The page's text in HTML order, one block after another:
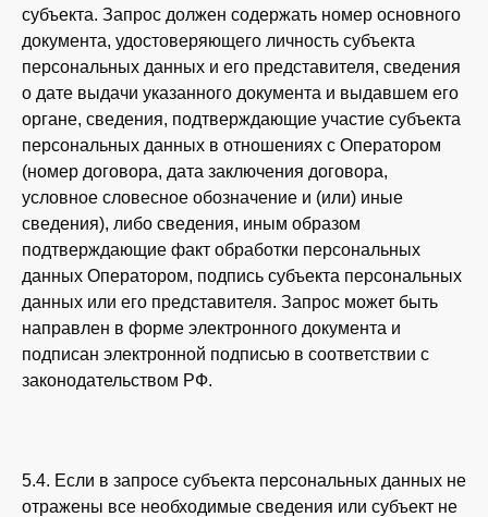
субъекта. Запрос должен содержать номер основного
документа, удостоверяющего личность субъекта
персональных данных и его представителя, сведения
о дате выдачи указанного документа и выдавшем его
органе, сведения, подтверждающие участие субъекта
персональных данных в отношениях с Оператором
(номер договора, дата заключения договора,
условное словесное обозначение и (или) иные
сведения), либо сведения, иным образом
подтверждающие факт обработки персональных
данных Оператором, подпись субъекта персональных
данных или его представителя. Запрос может быть
направлен в форме электронного документа и
подписан электронной подписью в соответствии с
законодательством РФ.
5.4. Если в запросе субъекта персональных данных не
отражены все необходимые сведения или субъект не